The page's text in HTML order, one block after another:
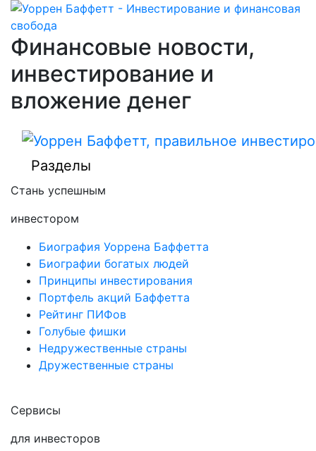
Финансовые новости,
инвестирование и
вложение денег
Разделы
Стань успешным
инвестором
Биография Уоррена Баффетта
Биографии богатых людей
Принципы инвестирования
Портфель акций Баффетта
Рейтинг ПИФов
Голубые фишки
Недружественные страны
Дружественные страны
Сервисы
для инвесторов